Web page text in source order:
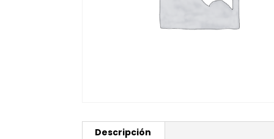
Descripción